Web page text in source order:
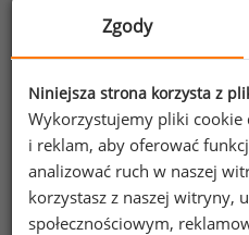
Chcesz na bieżąco
wynagrodzeniach?
Zapisz się do
Zgody
Niniejsza strona korzysta z
Wykorzystujemy pliki cookie
i reklam, aby oferować
analizować ruch w naszej
korzystasz z naszej witryny,
społecznościowym,